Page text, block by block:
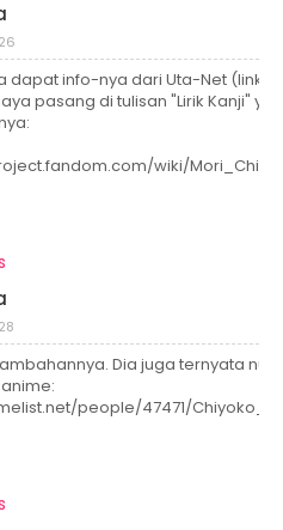
dapat info-nya dari Uta-Net (link-
pasang di tulisan "Lirik Kanji" ya).
wiki/
Dia juga ternyata nulis
people/47471/